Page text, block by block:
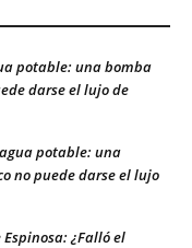
potable: una bomba
darse el lujo de
potable: una
no puede darse el lujo
¿Falló el